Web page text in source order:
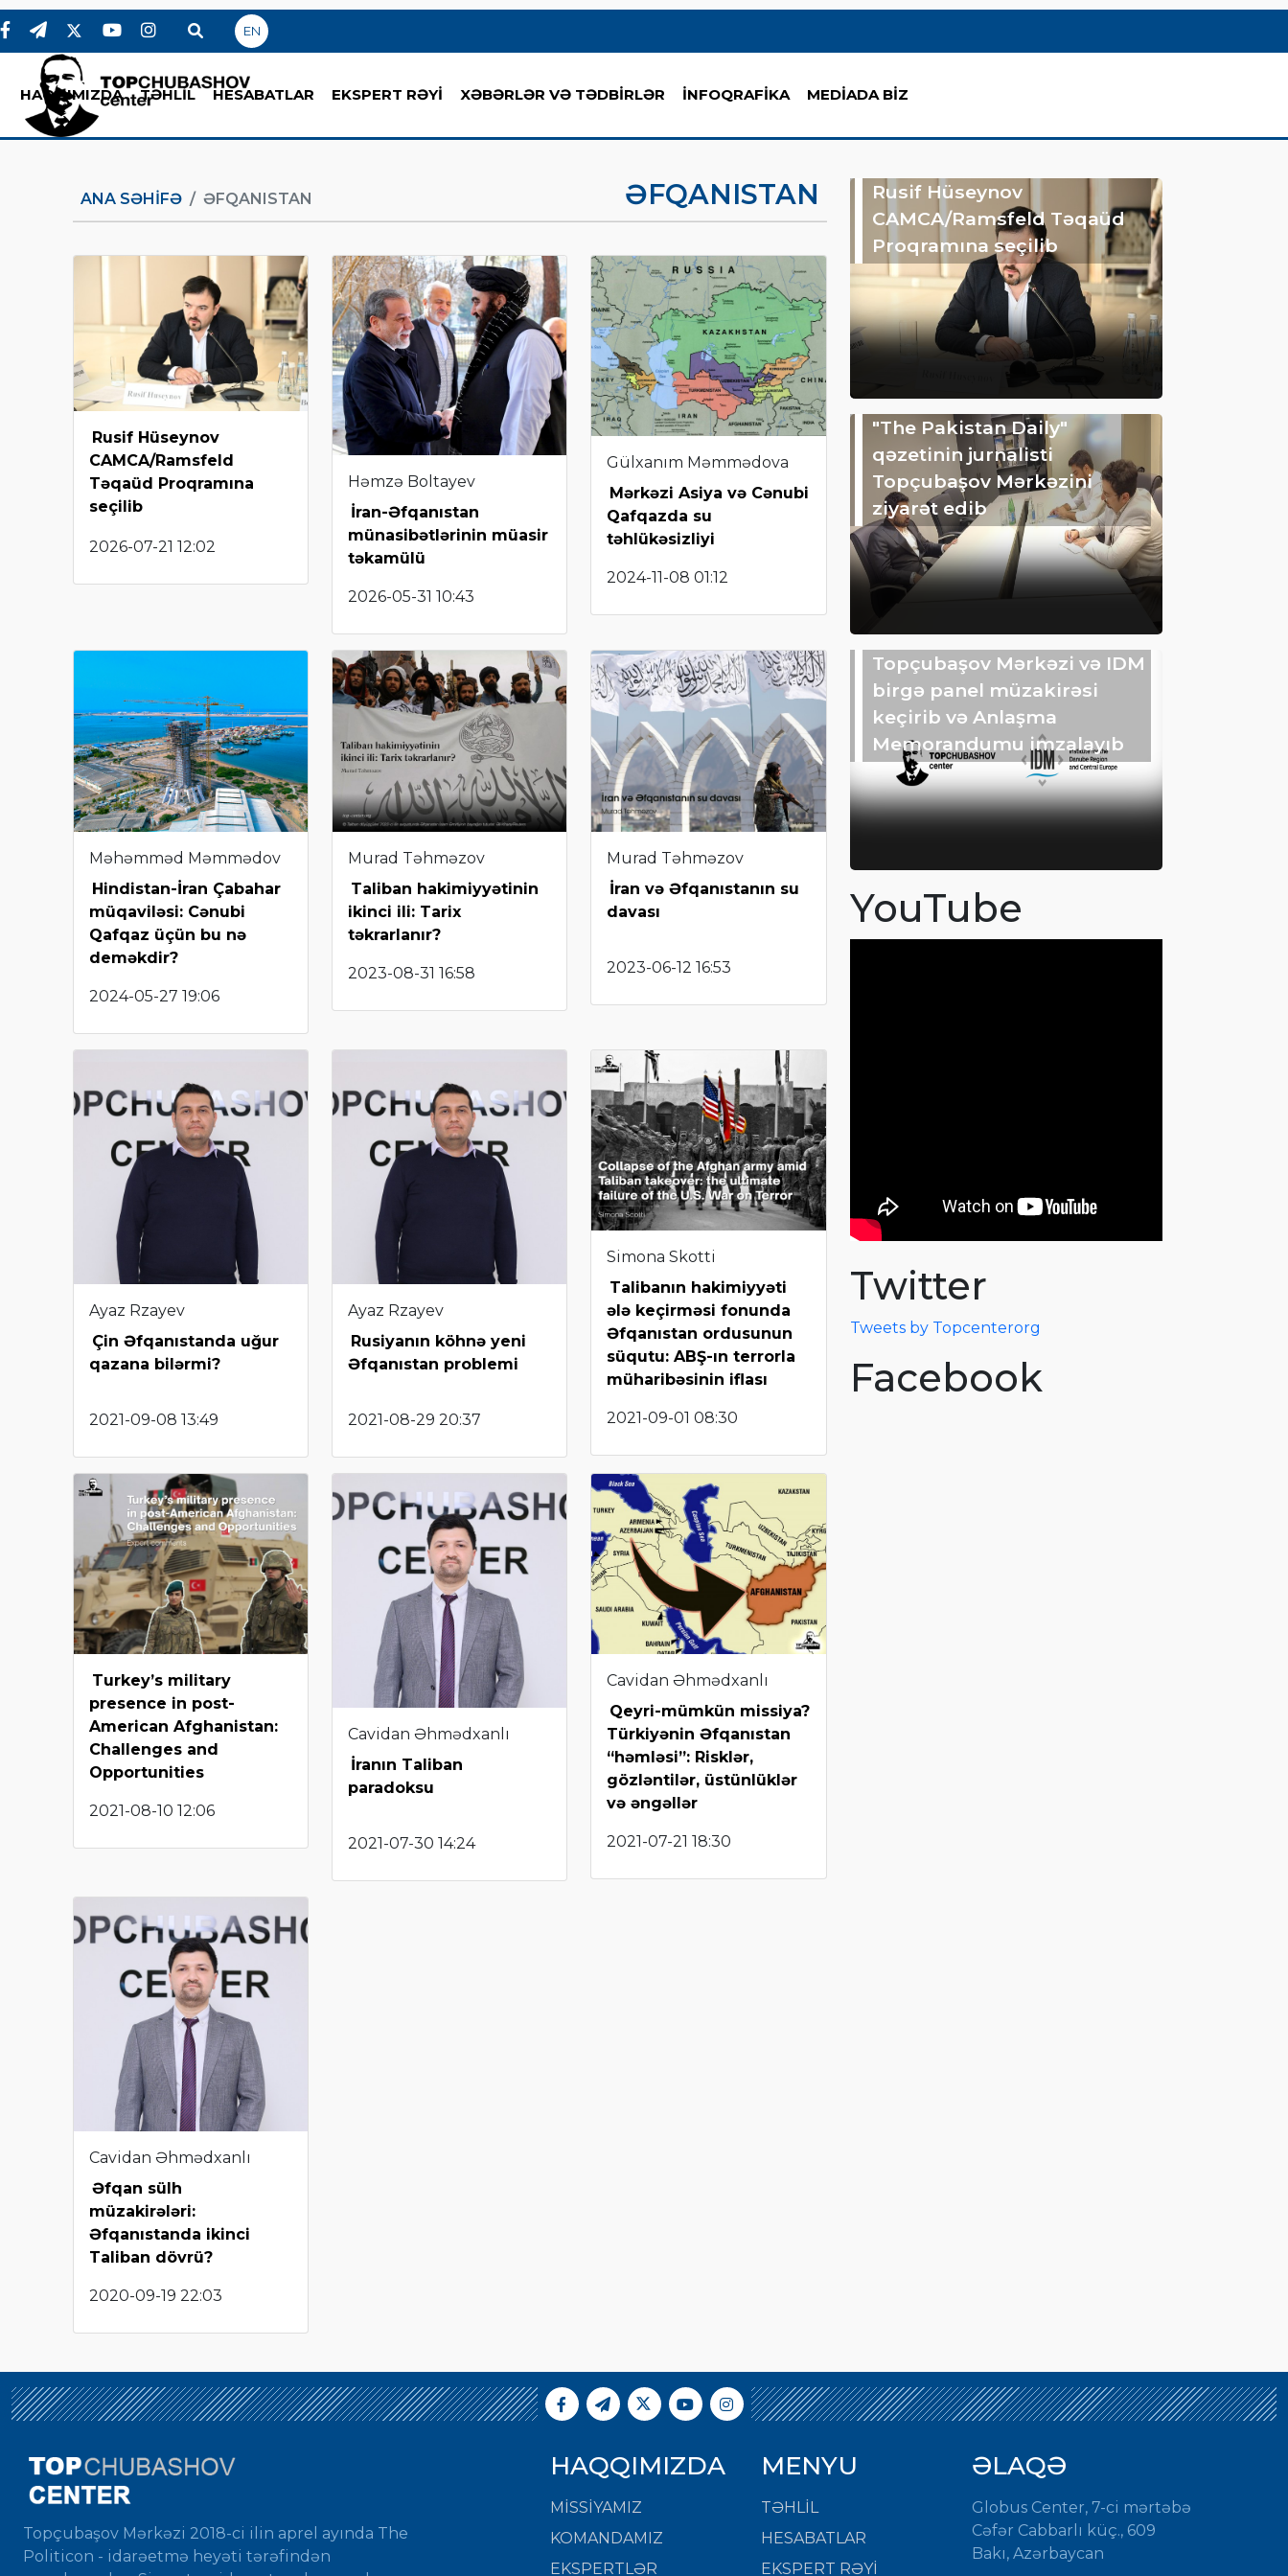
EN
HAQQIMIZDA TƏHLİL HESABATLAR EKSPERT RƏYİ XƏBƏRLƏR VƏ TƏDBİRLƏR İNFOQRAFİKA MEDİADA BİZ
ANA SƏHIFƏ ƏFQANISTAN ƏFQANISTAN
Rusif Hüseynov
CAMCA/Ramsfeld
Təqaüd Proqramına
seçilib
2026-07-21 12:02
Həmzə Boltayev
İran-Əfqanıstan
münasibətlərinin müasir
təkamülü
2026-05-31 10:43
Gülxanım Məmmədova
Mərkəzi Asiya və Cənubi
Qafqazda su
təhlükəsizliyi
2024-11-08 01:12
Məhəmməd Məmmədov
Hindistan-İran Çabahar
müqaviləsi: Cənubi
Qafqaz üçün bu nə
deməkdir?
2024-05-27 19:06
Murad Təhməzov
Taliban hakimiyyətinin
ikinci ili: Tarix
təkrarlanır?
2023-08-31 16:58
Murad Təhməzov
İran və Əfqanıstanın su
davası
2023-06-12 16:53
Ayaz Rzayev
Çin Əfqanıstanda uğur
qazana bilərmi?
2021-09-08 13:49
Ayaz Rzayev
Rusiyanın köhnə yeni
Əfqanıstan problemi
2021-08-29 20:37
Simona Skotti
Talibanın hakimiyyəti
ələ keçirməsi fonunda
Əfqanıstan ordusunun
süqutu: ABŞ-ın terrorla
müharibəsinin iflası
2021-09-01 08:30
Turkey’s military
presence in post-
American Afghanistan:
Challenges and
Opportunities
2021-08-10 12:06
Cavidan Əhmədxanlı
İranın Taliban
paradoksu
2021-07-30 14:24
Cavidan Əhmədxanlı
Qeyri-mümkün missiya?
Türkiyənin Əfqanıstan
“həmləsi”: Risklər,
gözləntilər, üstünlüklər
və əngəllər
2021-07-21 18:30
Cavidan Əhmədxanlı
Əfqan sülh
müzakirələri:
Əfqanıstanda ikinci
Taliban dövrü?
2020-09-19 22:03
Rusif Hüseynov
CAMCA/Ramsfeld Təqaüd
Proqramına seçilib
"The Pakistan Daily"
qəzetinin jurnalisti
Topçubaşov Mərkəzini
ziyarət edib
Topçubaşov Mərkəzi və IDM
birgə panel müzakirəsi
keçirib və Anlaşma
Memorandumu imzalayıb
YouTube
Twitter
Tweets by Topcenterorg
Facebook
Topçubaşov Mərkəzi 2018-ci ilin aprel ayında The
Politicon - idarəetmə heyəti tərəfindən
HAQQIMIZDA
MISSIYAMIZ
KOMANDAMIZ
EKSPERTLƏR
MENYU
TƏHLİL
HESABATLAR
EKSPERT RƏYİ
ƏLAQƏ
Globus Center, 7-ci mərtəbə
Cəfər Cabbarlı küç., 609
Bakı, Azərbaycan